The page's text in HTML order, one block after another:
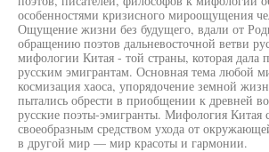
особенностями кризисного мироощущения
Ощущение жизни без будущего, вдали от
обращению поэтов дальневосточной ветви
мифологии Китая - той страны, которая
русским эмигрантам. Основная тема любой
космизация хаоса, упорядочение земной
пытались обрести в приобщении к древней
русские поэты-эмигранты. Мифология Китая
своеобразным средством ухода от
в другой мир — мир красоты и гармонии.